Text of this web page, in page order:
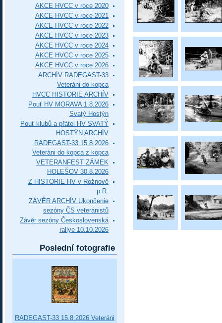
AKCE HVCC v roce 2020
AKCE HVCC v roce 2021
AKCE HVCC v roce 2022
AKCE HVCC v roce 2023
AKCE HVCC v roce 2024
AKCE HVCC v roce 2025
AKCE HVCC v roce 2026
ARCHÍV RADEGAST-33
Veteráni do kopca
HVCC HISTORIE ARCHÍV
Pouť HV MORAVA 1.8.2026
Svatý Hostýn
Pouť klubů a přátel HV SVATÝ
HOSTÝN ARCHÍV
RADEGAST-33 15.8.2026
Veteráni do kopca z kopca
VETERANFEST ZÁMEK
HOLEŠOV 30.8.2026
Z HISTORIE HV v Rožnově
p.R.
ZÁVĚR ARCHÍV Ukončenie
sezóny ČS veteránistů
Závěr sezóny Československá
rallye 10.10.2026
Poslední fotografie
RADEGAST-33 15.8.2026 Veteráni